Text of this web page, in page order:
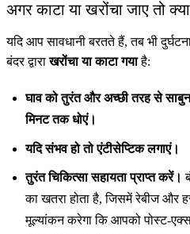
अगर काटा या खरोंचा जाए तो
यदि आप सावधानी बरतते हैं, तब भी
बंदर द्वाराखरोंचा या काटा गयाहै:
घाव को तुरंत और अच्छी तरह से
मिनट तक धोएं।
यदि संभव हो तो एंटीसेप्टिक लगाएं।
तुरंत चिकित्सा सहायता प्राप्त करें।
का खतरा होता है, जिसमें रेबीज और
मूल्यांकन करेगा कि आपको पोस्ट-